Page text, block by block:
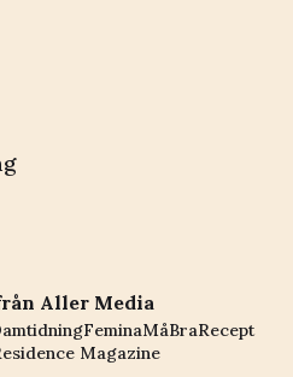
Aller Media
FeminaMåBraRecept
Magazine